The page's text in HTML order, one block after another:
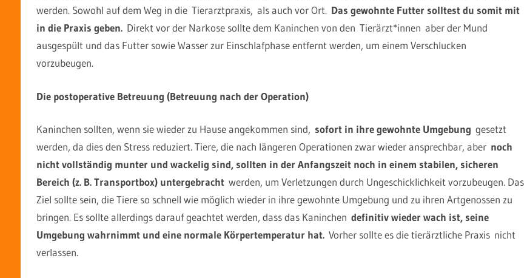
werden. Sowohl auf dem Weg in die Tierarztpraxis, als auch vor Ort. Das gewohnte Futter solltest du somit mit
in die Praxis geben. Direkt vor der Narkose sollte dem Kaninchen von den Tierärzt*innen aber der Mund
ausgespült und das Futter sowie Wasser zur Einschlafphase entfernt werden, um einem Verschlucken
vorzubeugen.
Die postoperative Betreuung (Betreuung nach der Operation)
Kaninchen sollten, wenn sie wieder zu Hause angekommen sind, sofort in ihre gewohnte Umgebung gesetzt
werden, da dies den Stress reduziert. Tiere, die nach längeren Operationen zwar wieder ansprechbar, aber noch
nicht vollständig munter und wackelig sind, sollten in der Anfangszeit noch in einem stabilen, sicheren
Bereich (z. B. Transportbox) untergebrachtwerden, um Verletzungen durch Ungeschicklichkeit vorzubeugen. Das
Ziel sollte sein, die Tiere so schnell wie möglich wieder in ihre gewohnte Umgebung und zu ihren Artgenossen zu
bringen. Es sollte allerdings darauf geachtet werden, dass das Kaninchen definitiv wieder wach ist, seine
Umgebung wahrnimmt und eine normale Körpertemperatur hat.Vorher sollte es die tierärztliche Praxis nicht
verlassen.